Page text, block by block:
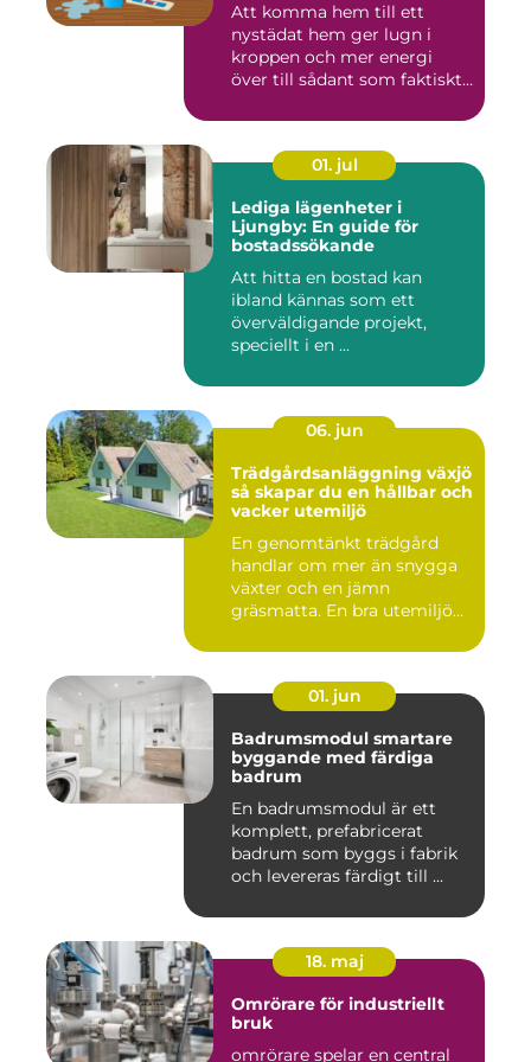
Att komma hem till ett
nystädat hem ger lugn i
kroppen och mer energi
över till sådant som faktiskt
01. jul
Lediga lägenheter i
Ljungby: En guide för
bostadssökande
Att hitta en bostad kan
ibland kännas som ett
överväldigande projekt,
speciellt i en ...
06. jun
Trädgårdsanläggning växjö
så skapar du en hållbar och
vacker utemiljö
En genomtänkt trädgård
handlar om mer än snygga
växter och en jämn
gräsmatta. En bra utemiljö
01. jun
Badrumsmodul smartare
byggande med färdiga
badrum
En badrumsmodul är ett
komplett, prefabricerat
badrum som byggs i fabrik
och levereras färdigt till ...
18. maj
Omrörare för industriellt
bruk
omrörare spelar en central